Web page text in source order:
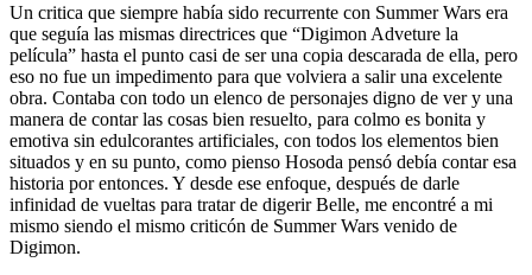
Un critica que siempre había sido recurrente con Summer Wars era
que seguía las mismas directrices que “Digimon Adveture la
película” hasta el punto casi de ser una copia descarada de ella, pero
eso no fue un impedimento para que volviera a salir una excelente
obra. Contaba con todo un elenco de personajes digno de ver y una
manera de contar las cosas bien resuelto, para colmo es bonita y
emotiva sin edulcorantes artificiales, con todos los elementos bien
situados y en su punto, como pienso Hosoda pensó debía contar esa
historia por entonces. Y desde ese enfoque, después de darle
infinidad de vueltas para tratar de digerir Belle, me encontré a mi
mismo siendo el mismo criticón de Summer Wars venido de
Digimon.